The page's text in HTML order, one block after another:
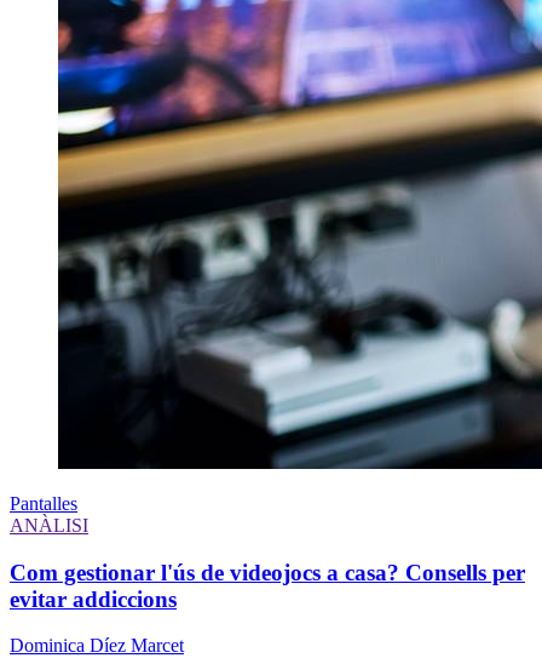
Pantalles
ANÀLISI
Com gestionar l'ús de videojocs a casa? Consells per
evitar addiccions
Dominica Díez Marcet